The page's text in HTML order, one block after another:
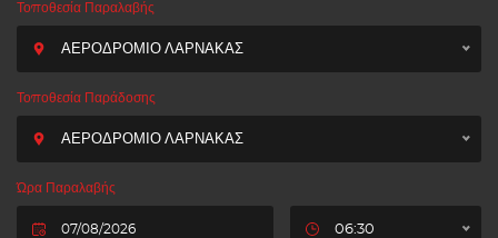
Τοποθεσία Παραλαβής
ΑΕΡΟΔΡΟΜΙΟ ΛΑΡΝΑΚΑΣ
Τοποθεσία Παράδοσης
ΑΕΡΟΔΡΟΜΙΟ ΛΑΡΝΑΚΑΣ
Ώρα Παραλαβής
06:30